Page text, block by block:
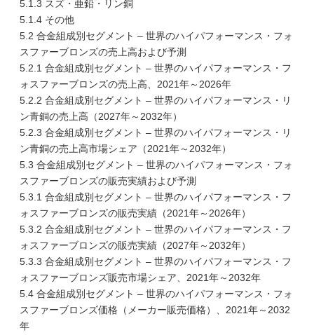
5.1.3 スズ・亜鉛・リン銅
5.1.4 その他
5.2 合金組成別セグメント – 世界のハイパフォーマンス・フォ
スファーブロンズの売上高および予測
5.2.1 合金組成別セグメント – 世界のハイパフォーマンス・フ
ォスファーブロンズの売上高、2021年～2026年
5.2.2 合金組成別セグメント – 世界のハイパフォーマンス・リ
ン青銅の売上高（2027年～2032年）
5.2.3 合金組成別セグメント – 世界のハイパフォーマンス・リ
ン青銅の売上高市場シェア（2021年～2032年）
5.3 合金組成別セグメント – 世界のハイパフォーマンス・フォ
スファーブロンズの販売実績および予測
5.3.1 合金組成別セグメント – 世界のハイパフォーマンス・フ
ォスファーブロンズの販売実績（2021年～2026年）
5.3.2 合金組成別セグメント – 世界のハイパフォーマンス・フ
ォスファーブロンズの販売実績（2027年～2032年）
5.3.3 合金組成別セグメント – 世界のハイパフォーマンス・フ
ォスファーブロンズ販売市場シェア、2021年～2032年
5.4 合金組成別セグメント – 世界のハイパフォーマンス・フォ
スファーブロンズ価格（メーカー販売価格）、2021年～2032
年